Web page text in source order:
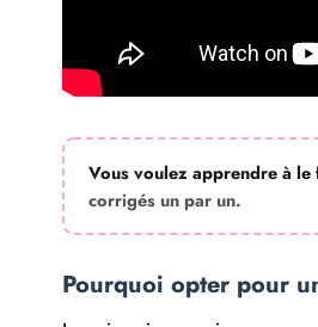
Vous voulez apprendre à le
corrigés un par un.
Pourquoi opter pour